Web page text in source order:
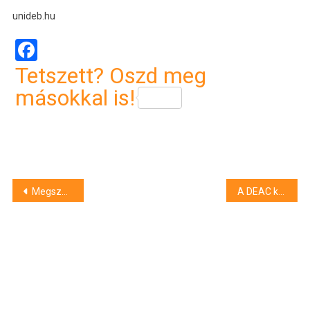
unideb.hu
Facebook
Tetszett? Oszd meg
másokkal is!
Bejegyzés
Megszépült az Egyetem tér A DEAC kosárlabdacsapata nyerte a Hepp Kupát